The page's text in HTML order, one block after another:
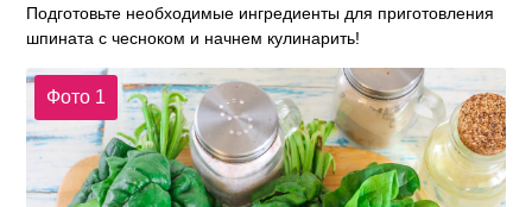
Подготовьте необходимые ингредиенты для приготовления
шпината с чесноком и начнем кулинарить!
Фото 1